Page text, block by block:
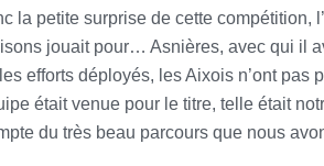
la petite surprise de cette compétition,
jouait pour… Asnières, avec qui il
efforts déployés, les Aixois n’ont pas
était venue pour le titre, telle était
du très beau parcours que nous